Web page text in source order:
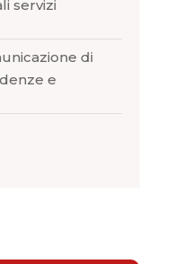
servizi
di
e